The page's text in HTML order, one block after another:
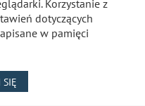
Korzystanie z
dotyczących
w pamięci
SIĘ